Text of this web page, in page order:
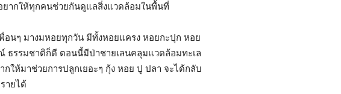
ยากให้ทุกคนช่วยกันดูแลสิ่งแวดล้อมในพื้นที่
อนๆ มางมหอยทุกวัน มีทั้งหอยแครง หอยกะปุก หอย
ธรรมชาติก็ดี ตอนนี้มีป่าชายเลนคลุมแวดล้อมทะเล
ให้มาช่วยการปลูกเยอะๆ กุ้ง หอย ปู ปลา จะได้กลับ
ายได้